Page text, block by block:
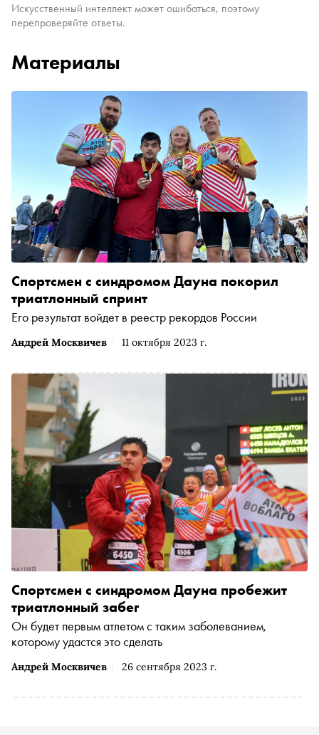
Искусственный интеллект может ошибаться, поэтому
перепроверяйте ответы.
Материалы
Андрей Москвичев 11 октября 2023 г.
Спортсмен с синдромом Дауна покорил
триатлонный спринт
Его результат войдет в реестр рекордов России
Андрей Москвичев 26 сентября 2023 г.
Спортсмен с синдромом Дауна пробежит
триатлонный забег
Он будет первым атлетом с таким заболеванием,
которому удастся это сделать